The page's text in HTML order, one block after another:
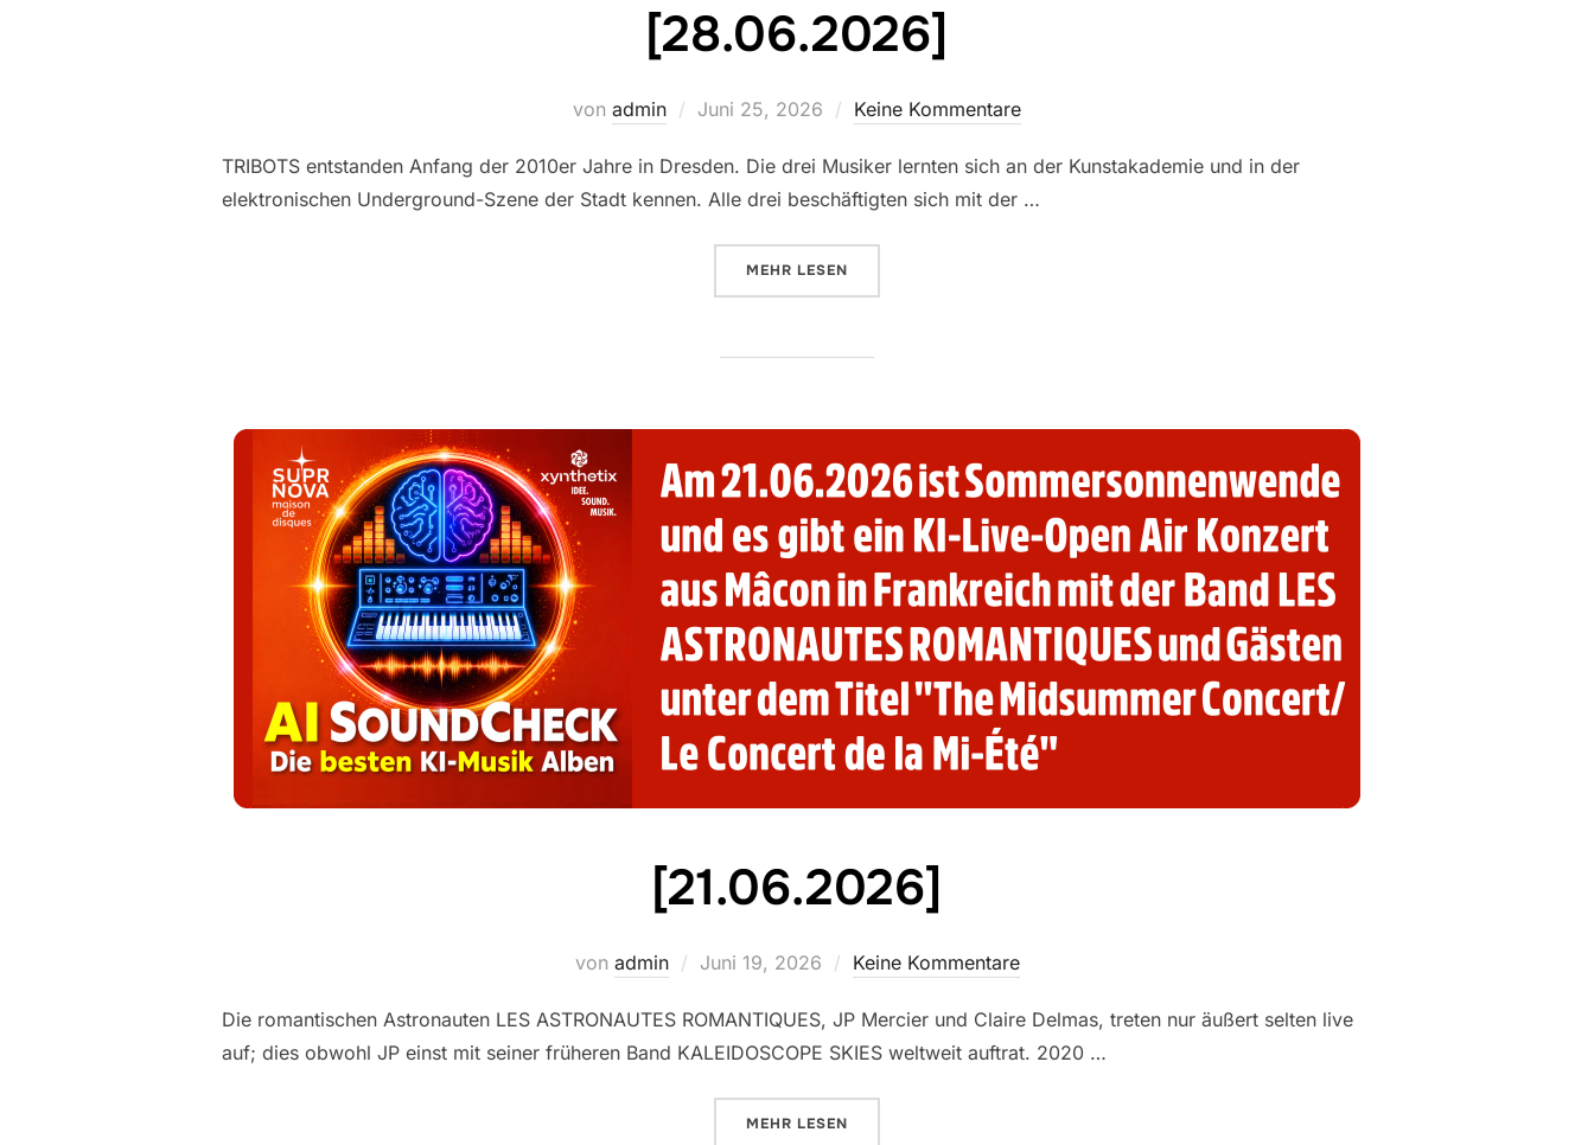
[28.06.2026]
von admin
Veröffentlicht
Juni 25, 2026 Keine Kommentare
TRIBOTS entstanden Anfang der 2010er Jahre in Dresden. Die drei Musiker lernten sich an der Kunstakademie und in der
elektronischen Underground-Szene der Stadt kennen. Alle drei beschäftigten sich mit der …
MEHR ÜBER „[28.06.2026]“
LESEN
[21.06.2026]
von admin
Veröffentlicht
Juni 19, 2026 Keine Kommentare
Die romantischen Astronauten LES ASTRONAUTES ROMANTIQUES, JP Mercier und Claire Delmas, treten nur äußert selten live
auf; dies obwohl JP einst mit seiner früheren Band KALEIDOSCOPE SKIES weltweit auftrat. 2020 …
MEHR ÜBER „[21.06.2026]“
LESEN